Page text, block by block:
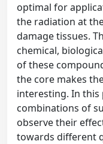
optimal for
the radiation at
damage tissues.
chemical,
of these
the core makes
interesting. In
combinations of
observe their
towards different